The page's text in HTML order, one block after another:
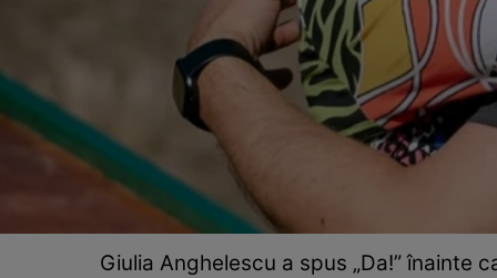
Giulia Anghelescu a spus „Da!” înainte